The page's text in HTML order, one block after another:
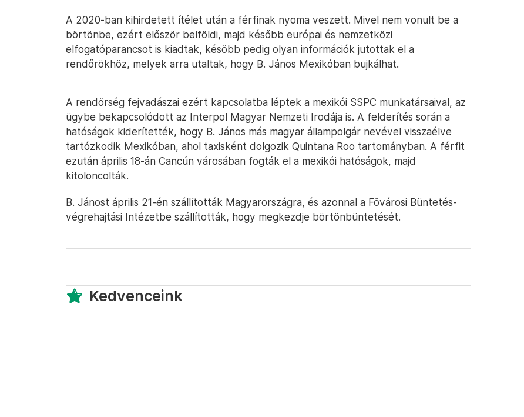
A 2020-ban kihirdetett ítélet után a férfinak nyoma veszett. Mivel nem vonult be a
börtönbe, ezért először belföldi, majd később európai és nemzetközi
elfogatóparancsot is kiadtak, később pedig olyan információk jutottak el a
rendőrökhöz, melyek arra utaltak, hogy B. János Mexikóban bujkálhat.
A rendőrség fejvadászai ezért kapcsolatba léptek a mexikói SSPC munkatársaival, az
ügybe bekapcsolódott az Interpol Magyar Nemzeti Irodája is. A felderítés során a
hatóságok kiderítették, hogy B. János más magyar állampolgár nevével visszaélve
tartózkodik Mexikóban, ahol taxisként dolgozik Quintana Roo tartományban. A férfit
ezután április 18-án Cancún városában fogták el a mexikói hatóságok, majd
kitoloncolták.
B. Jánost április 21-én szállították Magyarországra, és azonnal a Fővárosi Büntetés-
végrehajtási Intézetbe szállították, hogy megkezdje börtönbüntetését.
Kedvenceink